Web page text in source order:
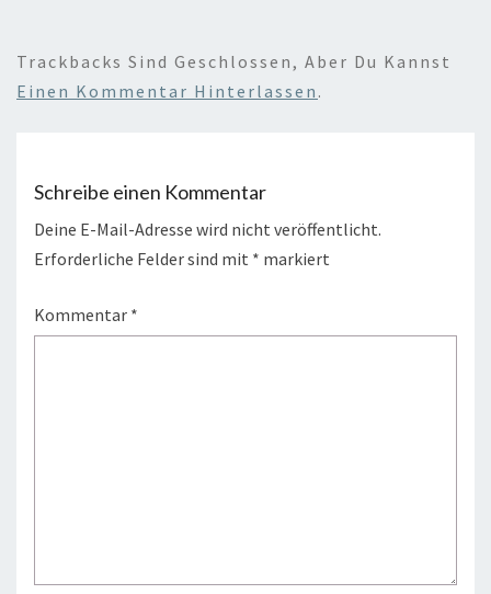
Trackbacks Sind Geschlossen, Aber Du Kannst
Einen Kommentar Hinterlassen .
Schreibe einen Kommentar
Deine E-Mail-Adresse wird nicht veröffentlicht.
Erforderliche Felder sind mit * markiert
Kommentar *